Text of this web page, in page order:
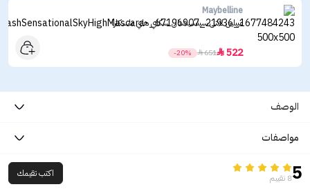
Maybelline
ميبلين لاش سينسيشنال سكاي هاي ماسكارا
522

651

-20%
الوصف
مواصفات
58 تقييم اكتب تقيمك